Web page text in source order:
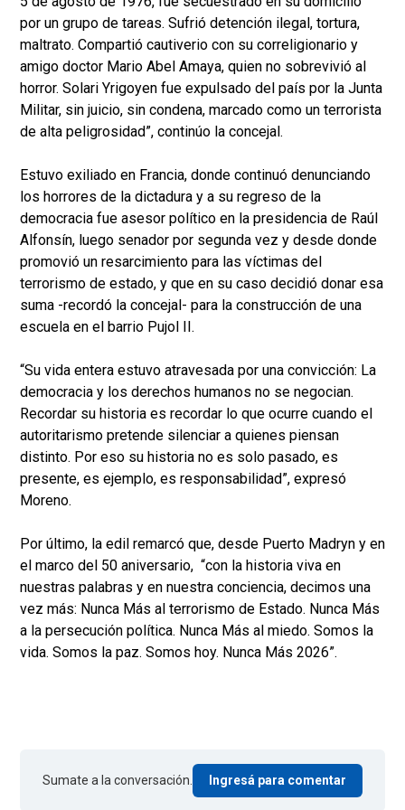
por un grupo de tareas. Sufrió detención ilegal, tortura,
maltrato. Compartió cautiverio con su correligionario y
amigo doctor Mario Abel Amaya, quien no sobrevivió al
horror. Solari Yrigoyen fue expulsado del país por la Junta
Militar, sin juicio, sin condena, marcado como un terrorista
de alta peligrosidad”, continúo la concejal.
Estuvo exiliado en Francia, donde continuó denunciando
los horrores de la dictadura y a su regreso de la
democracia fue asesor político en la presidencia de Raúl
Alfonsín, luego senador por segunda vez y desde donde
promovió un resarcimiento para las víctimas del
terrorismo de estado, y que en su caso decidió donar esa
suma -recordó la concejal- para la construcción de una
escuela en el barrio Pujol II.
“Su vida entera estuvo atravesada por una convicción: La
democracia y los derechos humanos no se negocian.
Recordar su historia es recordar lo que ocurre cuando el
autoritarismo pretende silenciar a quienes piensan
distinto. Por eso su historia no es solo pasado, es
presente, es ejemplo, es responsabilidad”, expresó
Moreno.
Por último, la edil remarcó que, desde Puerto Madryn y en
el marco del 50 aniversario, “con la historia viva en
nuestras palabras y en nuestra conciencia, decimos una
vez más: Nunca Más al terrorismo de Estado. Nunca Más
a la persecución política. Nunca Más al miedo. Somos la
vida. Somos la paz. Somos hoy. Nunca Más 2026”.
Sumate a la conversación. Ingresá para comentar